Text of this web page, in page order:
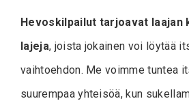
Hevoskilpailut tarjoavat laajan
lajeja, joista jokainen voi löytää
vaihtoehdon. Me voimme tuntea
suurempaa yhteisöä, kun